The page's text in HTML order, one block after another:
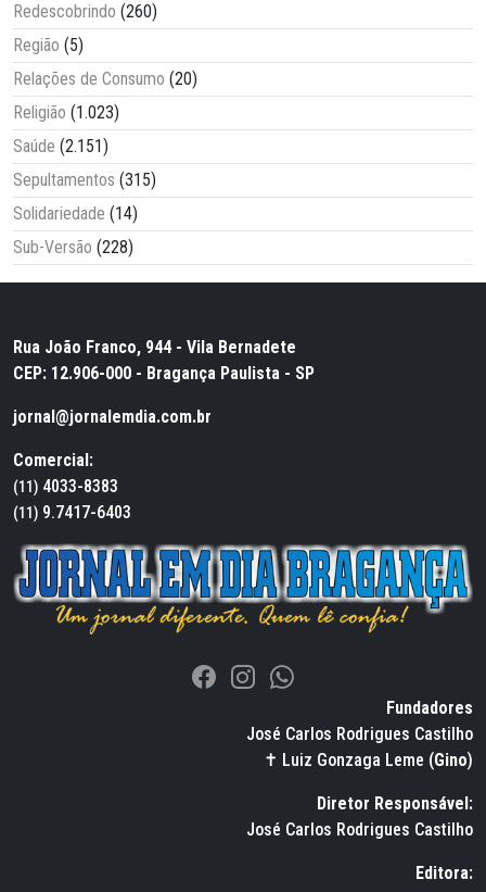
Redescobrindo (260)
Região (5)
Relações de Consumo (20)
Religião (1.023)
Saúde (2.151)
Sepultamentos (315)
Solidariedade (14)
Sub-Versão (228)
Rua João Franco, 944 - Vila Bernadete
CEP: 12.906-000 - Bragança Paulista - SP
jornal@jornalemdia.com.br
Comercial:
(11) 4033-8383
(11) 9.7417-6403
Fundadores
José Carlos Rodrigues Castilho
✝ Luiz Gonzaga Leme (Gino)
Diretor Responsável:
José Carlos Rodrigues Castilho
Editora: